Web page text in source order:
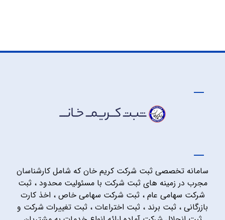
سامانه تخصصی ثبت شرکت کریم خان که شامل کارشناسان
مجرب در زمینه های ثبت شرکت با مسئولیت محدود ، ثبت
شرکت سهامی عام ، ثبت شرکت سهامی خاص ، اخذ کارت
بازرگانی ، ثبت برند ، ثبت اختراعات ، ثبت تغییرات شرکت و